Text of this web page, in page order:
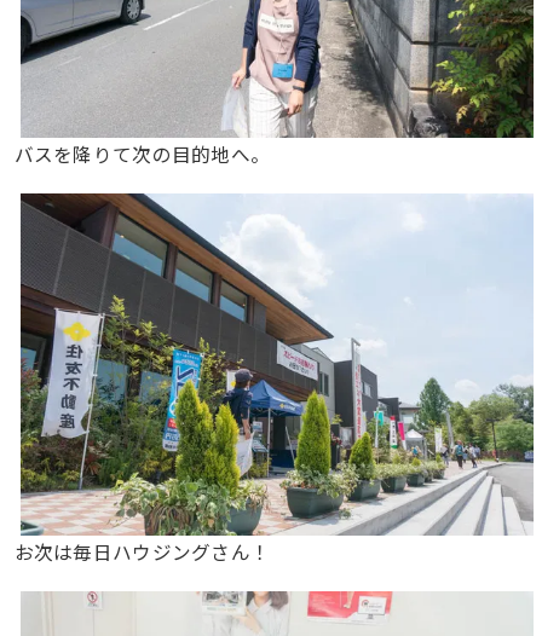
バスを降りて次の目的地へ。
お次は毎日ハウジングさん！